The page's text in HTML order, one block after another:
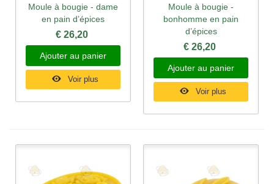
Moule à bougie - dame
en pain d’épices
€ 26,20
Ajouter au panier
Voir plus
Moule à bougie -
bonhomme en pain
d’épices
€ 26,20
Ajouter au panier
Voir plus